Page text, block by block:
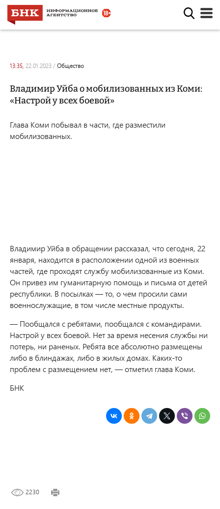
13:35, 22.01.2023 / общество
Владимир Уйба о мобилизованных из Коми:
«Настрой у всех боевой»
Глава Коми побывал в части, где разместили
мобилизованных.
Владимир Уйба в обращении рассказал, что сегодня, 22
января, находится в расположении одной из военных
частей, где проходят службу мобилизованные из Коми.
Он привез им гуманитарную помощь и письма от детей
республики. В посылках — то, о чем просили сами
военнослужащие, в том числе местные продукты.
— Пообщался с ребятами, пообщался с командирами.
Настрой у всех боевой. Нет за время несения службы ни
потерь, ни раненых. Ребята все абсолютно размещены
либо в блиндажах, либо в жилых домах. Каких-то
проблем с размещением нет, — отметил глава Коми.
БНК
2230